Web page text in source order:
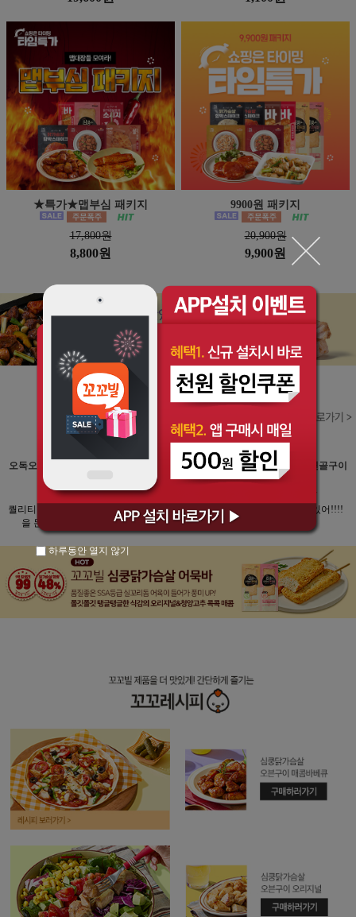
★특가★맵부심 패키지
17,800원
8,800원
9900원 패키지
20,900원
9,900원
오독오독 닭안심 연골구이
★★★★★
퀄리티 미쳤다....치킨사먹
을 돈으로 또삽니다
오독오독 닭안심 연골구이
20팩
★★★★★
술이 탽기는맛 렌지에 돌
려서 쌈싸먹음 굿
오독오독 닭안심 연골구이
20팩
★★★★★
뭐야 대박 겁나 맛있어!!!!
하루동안 열지 않기